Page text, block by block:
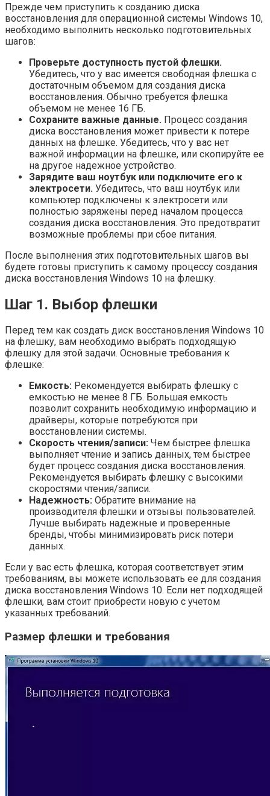
Прежде чем приступить к созданию диска
восстановления для операционной системы Windows 10,
необходимо выполнить несколько подготовительных
шагов:
Проверьте доступность пустой флешки.
Убедитесь, что у вас имеется свободная флешка с
достаточным объемом для создания диска
восстановления. Обычно требуется флешка
объемом не менее 16 ГБ.
Сохраните важные данные. Процесс создания
диска восстановления может привести к потере
данных на флешке. Убедитесь, что у вас нет
важной информации на флешке, или скопируйте ее
на другое надежное устройство.
Зарядите ваш ноутбук или подключите его к
электросети. Убедитесь, что ваш ноутбук или
компьютер подключены к электросети или
полностью заряжены перед началом процесса
создания диска восстановления. Это предотвратит
возможные проблемы при сбое питания.
После выполнения этих подготовительных шагов вы
будете готовы приступить к самому процессу создания
диска восстановления Windows 10 на флешку.
Шаг 1. Выбор флешки
Перед тем как создать диск восстановления Windows 10
на флешку, вам необходимо выбрать подходящую
флешку для этой задачи. Основные требования к
флешке:
Емкость: Рекомендуется выбирать флешку с
емкостью не менее 8 ГБ. Большая емкость
позволит сохранить необходимую информацию и
драйверы, которые потребуются при
восстановлении системы.
Скорость чтения/записи: Чем быстрее флешка
выполняет чтение и запись данных, тем быстрее
будет процесс создания диска восстановления.
Рекомендуется выбирать флешку с высокими
скоростями чтения/записи.
Надежность: Обратите внимание на
производителя флешки и отзывы пользователей.
Лучше выбирать надежные и проверенные
бренды, чтобы минимизировать риск потери
данных.
Если у вас есть флешка, которая соответствует этим
требованиям, вы можете использовать ее для создания
диска восстановления Windows 10. Если нет подходящей
флешки, вам стоит приобрести новую с учетом
указанных требований.
Размер флешки и требования